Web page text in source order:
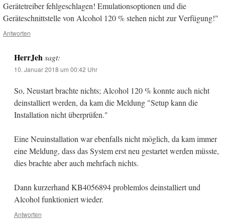
Gerätetreiber fehlgeschlagen! Emulationsoptionen und die
Geräteschnittstelle von Alcohol 120 % stehen nicht zur Verfügung!"
Antworten
HerrJeh sagt:
10. Januar 2018 um 00:42 Uhr
So, Neustart brachte nichts; Alcohol 120 % konnte auch nicht
deinstalliert werden, da kam die Meldung "Setup kann die
Installation nicht überprüfen."
Eine Neuinstallation war ebenfalls nicht möglich, da kam immer
eine Meldung, dass das System erst neu gestartet werden müsste,
dies brachte aber auch mehrfach nichts.
Dann kurzerhand KB4056894 problemlos deinstalliert und
Alcohol funktioniert wieder.
Antworten